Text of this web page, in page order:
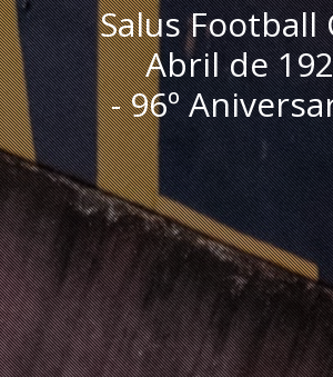
I
Salus Football
Abril de
- 96º